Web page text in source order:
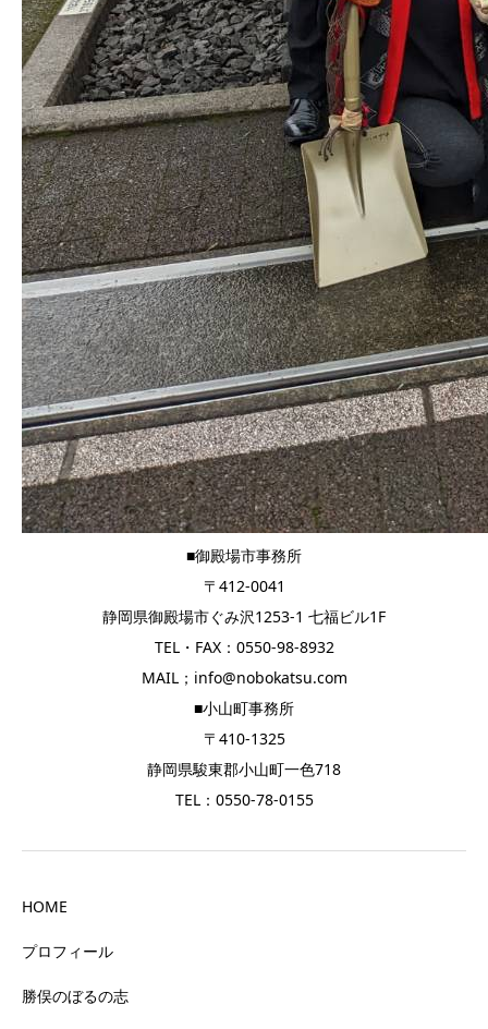
■御殿場市事務所
〒412-0041
静岡県御殿場市ぐみ沢1253-1 七福ビル1F
TEL・FAX：0550-98-8932
MAIL；info@nobokatsu.com
■小山町事務所
〒410-1325
静岡県駿東郡小山町一色718
TEL：0550-78-0155
HOME
プロフィール
勝俣のぼるの志